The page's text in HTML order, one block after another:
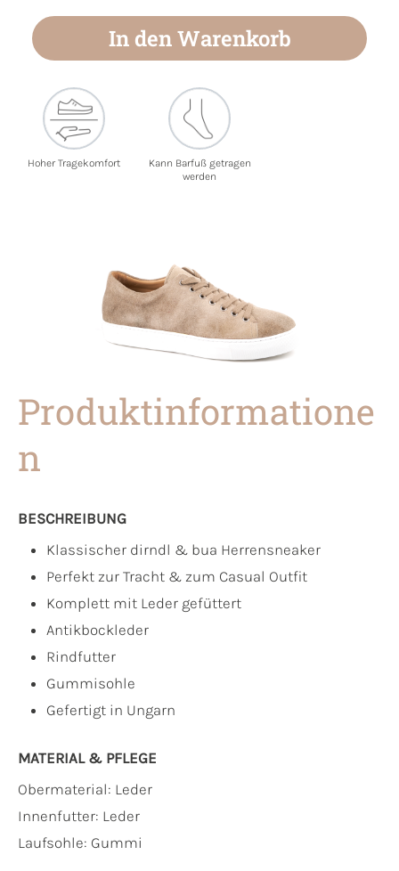
In den Warenkorb
Hoher Tragekomfort
Kann Barfuß getragen
werden
Produktinformatione
n
BESCHREIBUNG
Klassischer dirndl & bua Herrensneaker
Perfekt zur Tracht & zum Casual Outfit
Komplett mit Leder gefüttert
Antikbockleder
Rindfutter
Gummisohle
Gefertigt in Ungarn
MATERIAL & PFLEGE
Obermaterial: Leder
Innenfutter: Leder
Laufsohle: Gummi